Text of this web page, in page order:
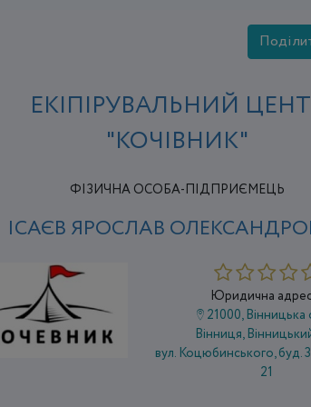
ЕКІПІРУВАЛЬНИЙ
"КОЧІВНИК"
ФІЗИЧНА ОСОБА-ПІДПРИЄМЕЦЬ
ІСАЄВ ЯРОСЛАВ
Юридична
21000, Вінницька
Вінниця,
вул. Коцюбинського, буд.
21